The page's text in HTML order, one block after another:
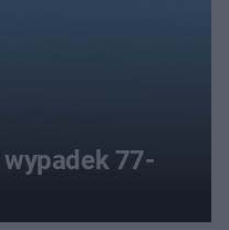
77-